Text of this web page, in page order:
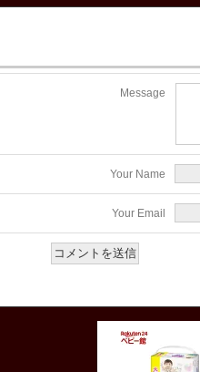
Message
Your Name
Your Email